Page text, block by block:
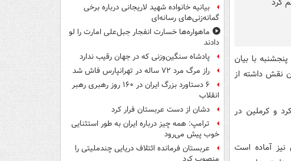
با بیان
نقش داشته از
و کرملین در
آماده است
بیانیه خانواده شهید لاریجانی درباره برخی
گمانه‌زنی‌های رسانه‌ای
ماهواره‌ها خسارت انفجار جبل‌علی امارت را لو
دادند
پادشاه سنگین‌وزنی که در جهان رقیب ندارد
راز مرگ مرد ۷۲ ساله در تهرانپارس فاش شد
۶ دستاورد بزرگ ایران در ۱۶۰ روز رهبری رهبر
انقلاب
دشان از دست عربستان فرار کرد
ترامپ: همه چیز درباره ایران به طور استثنایی
خوب پیش می‌رود
عربستان فرمانده ائتلاف دریایی چندملیتی را